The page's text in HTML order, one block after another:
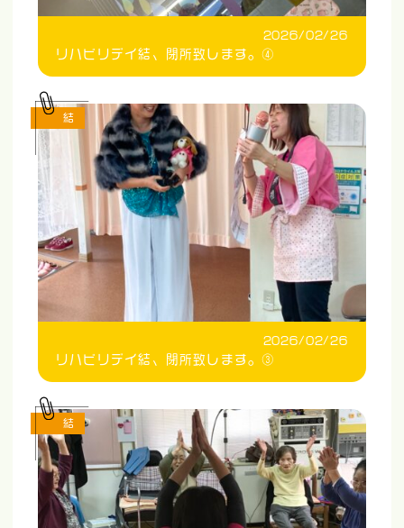
2026/02/26
リハビリデイ結、閉所致します。④
2026/02/26
リハビリデイ結、閉所致します。③
結
結